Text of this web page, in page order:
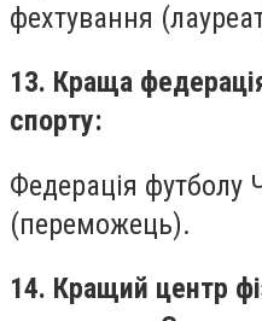
фехтування
13. Краща
спорту:
Федерація футболу
(переможець).
14. Кращий центр